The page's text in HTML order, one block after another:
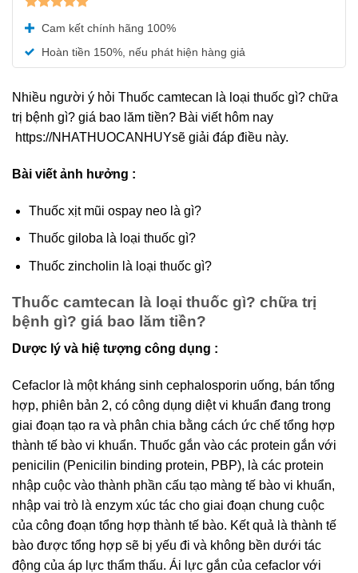
hạng5.00
5 sao
Cam kết chính hãng 100%
Hoàn tiền 150%, nếu phát hiện hàng giả
Nhiều người ý hỏi Thuốc camtecan là loại thuốc gì? chữa
trị bệnh gì? giá bao lăm tiền? Bài viết hôm nay
https://NHATHUOCANHUYsẽ giải đáp điều này.
Bài viết ảnh hưởng :
Thuốc xịt mũi ospay neo là gì?
Thuốc giloba là loại thuốc gì?
Thuốc zincholin là loại thuốc gì?
Thuốc camtecan là loại thuốc gì? chữa trị
bệnh gì? giá bao lăm tiền?
Dược lý và hiệ tượng công dụng :
Cefaclor là một kháng sinh cephalosporin uống, bán tổng
hợp, phiên bản 2, có công dụng diệt vi khuẩn đang trong
giai đoạn tạo ra và phân chia bằng cách ức chế tổng hợp
thành tế bào vi khuẩn. Thuốc gắn vào các protein gắn với
penicilin (Penicilin binding protein, PBP), là các protein
nhập cuộc vào thành phần cấu tạo màng tế bào vi khuẩn,
nhập vai trò là enzym xúc tác cho giai đoạn chung cuộc
của công đoạn tổng hợp thành tế bào. Kết quả là thành tế
bào được tổng hợp sẽ bị yếu đi và không bền dưới tác
động của áp lực thẩm thấu. Ái lực gắn của cefaclor với